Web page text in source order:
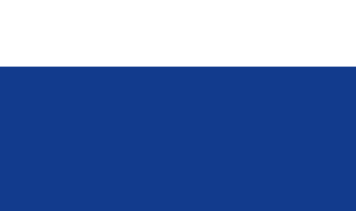
เศรษฐกิจ
น้อย